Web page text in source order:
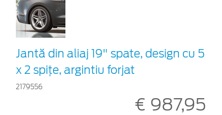
Jantă din aliaj 19" spate, design cu 5
x 2 spițe, argintiu forjat
2179556
€ 987,95